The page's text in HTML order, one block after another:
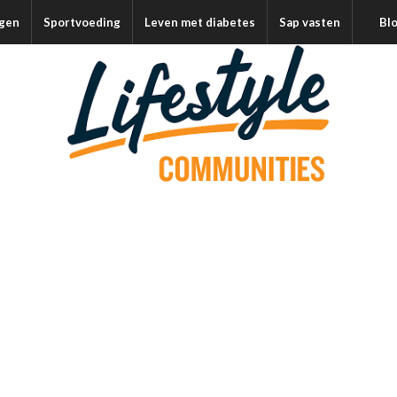
Sportvoeding Leven met diabetes Sap vasten